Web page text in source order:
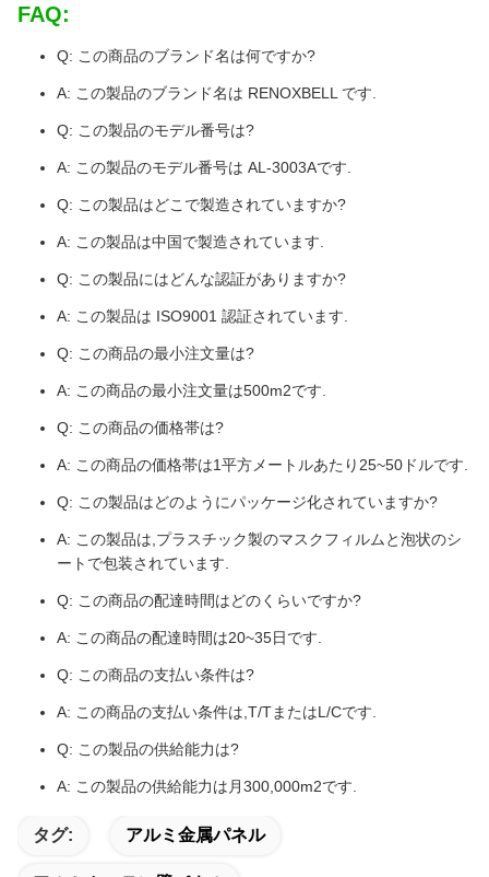
FAQ:
Q: この商品のブランド名は何ですか?
A: この製品のブランド名は RENOXBELL です.
Q: この製品のモデル番号は?
A: この製品のモデル番号は AL-3003Aです.
Q: この製品はどこで製造されていますか?
A: この製品は中国で製造されています.
Q: この製品にはどんな認証がありますか?
A: この製品は ISO9001 認証されています.
Q: この商品の最小注文量は?
A: この商品の最小注文量は500m2です.
Q: この商品の価格帯は?
A: この商品の価格帯は1平方メートルあたり25~50ドルです.
Q: この製品はどのようにパッケージ化されていますか?
A: この製品は,プラスチック製のマスクフィルムと泡状のシ
ートで包装されています.
Q: この商品の配達時間はどのくらいですか?
A: この商品の配達時間は20~35日です.
Q: この商品の支払い条件は?
A: この商品の支払い条件は,T/TまたはL/Cです.
Q: この製品の供給能力は?
A: この製品の供給能力は月300,000m2です.
タグ: アルミ金属パネル